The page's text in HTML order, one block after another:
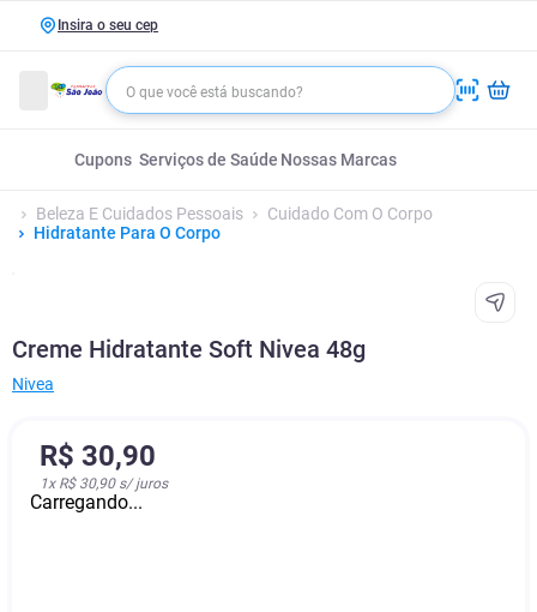
Insira o seu cep
Cupons Serviços de Saúde Nossas Marcas
Beleza E Cuidados Pessoais
Cuidado Com O Corpo
Hidratante Para O Corpo
Creme Hidratante Soft Nivea 48g
Nivea
R$ 30,90
1x R$ 30,90s/ juros
Carregando...